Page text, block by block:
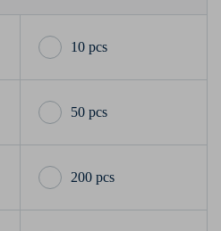
10 pcs
50 pcs
200 pcs